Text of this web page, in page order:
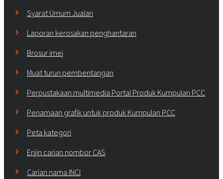
Syarat Umum Jualan
Laporan kerosakan penghantaran
Brosur imej
Muat turun pembentangan
Perpustakaan multimedia Portal Produk Kumpulan PCC
Penamaan grafik untuk produk Kumpulan PCC
Peta kategori
Enjin carian nombor CAS
Carian nama INCI